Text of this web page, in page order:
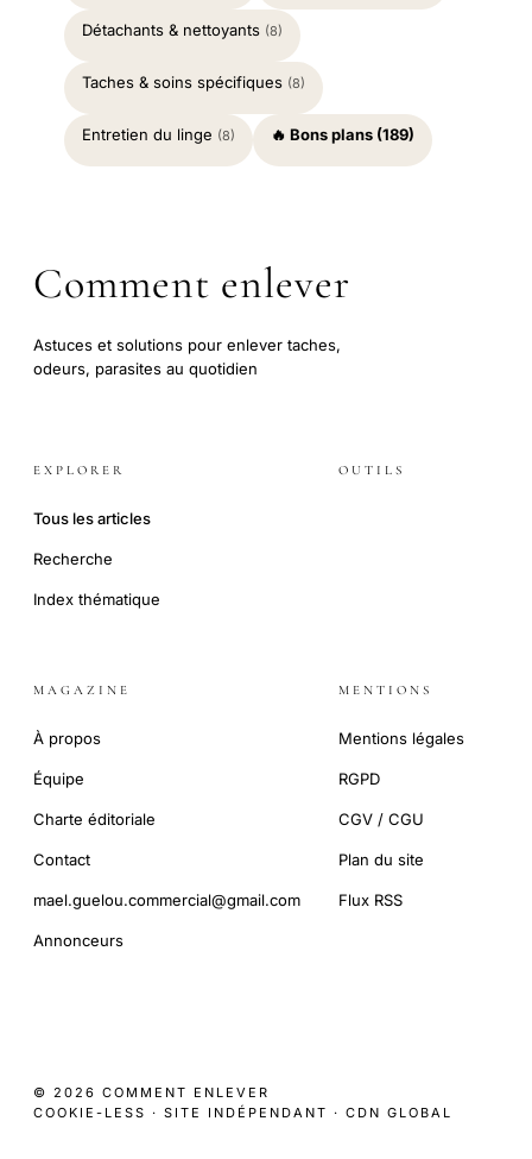
Détachants & nettoyants (8)
Taches & soins spécifiques (8)
Entretien du linge (8) 🔥 Bons plans (189)
Comment enlever
Astuces et solutions pour enlever taches,
odeurs, parasites au quotidien
EXPLORER
Tous les articles
Recherche
Index thématique
OUTILS
MAGAZINE
À propos
Équipe
Charte éditoriale
Contact
mael.guelou.commercial@gmail.com
Annonceurs
MENTIONS
Mentions légales
RGPD
CGV / CGU
Plan du site
Flux RSS
© 2026 COMMENT ENLEVER
COOKIE-LESS · SITE INDÉPENDANT · CDN GLOBAL